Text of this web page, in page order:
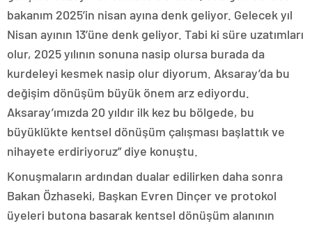
bakanım 2025’in nisan ayına denk geliyor. Gelecek yıl
Nisan ayının 13’üne denk geliyor. Tabi ki süre uzatımları
olur, 2025 yılının sonuna nasip olursa burada da
kurdeleyi kesmek nasip olur diyorum. Aksaray’da bu
değişim dönüşüm büyük önem arz ediyordu.
Aksaray’ımızda 20 yıldır ilk kez bu bölgede, bu
büyüklükte kentsel dönüşüm çalışması başlattık ve
nihayete erdiriyoruz” diye konuştu.
Konuşmaların ardından dualar edilirken daha sonra
Bakan Özhaseki, Başkan Evren Dinçer ve protokol
üyeleri butona basarak kentsel dönüşüm alanının